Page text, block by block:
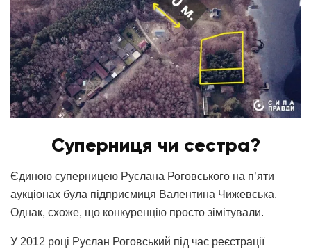
Суперниця чи сестра?
Єдиною суперницею Руслана Роговського на п’яти
аукціонах була підприємиця Валентина Чижевська.
Однак, схоже, що конкуренцію просто зімітували.
У 2012 році Руслан Роговський під час реєстрації